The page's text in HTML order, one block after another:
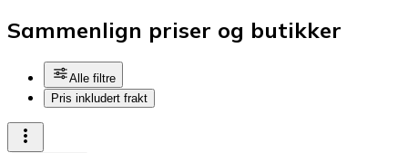
Sammenlign priser og butikker
Alle filtre
Pris inkludert frakt